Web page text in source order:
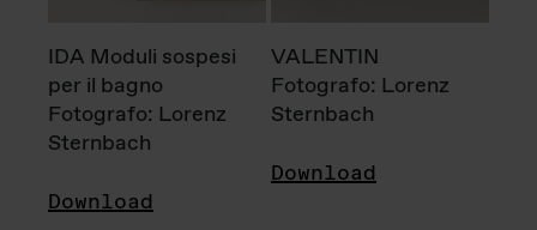
IDA Moduli sospesi
per il bagno
Fotografo: Lorenz
Sternbach
Download
VALENTIN
Fotografo: Lorenz
Sternbach
Download